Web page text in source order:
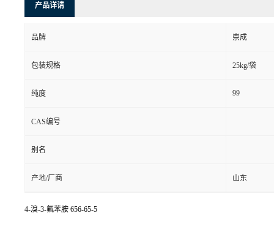
产品详请
品牌 崇成
包装规格 25kg/袋
纯度 99
CAS编号
别名
产地/厂商 山东
4-溴-3-氟苯胺 656-65-5